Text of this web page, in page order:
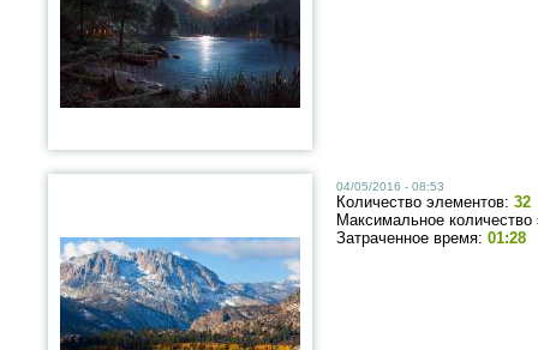
04/05/2016 - 08:53
Количество элементов: 32
Максимальное
Затраченное время: 01:28